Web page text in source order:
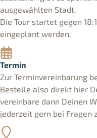
ausgewählten Stadt.
Die Tour startet gegen
eingeplant werden.
Termin
Zur Terminvereinbarung
Bestelle also direkt hier
vereinbare dann Deinen
jederzeit gern bei Fragen